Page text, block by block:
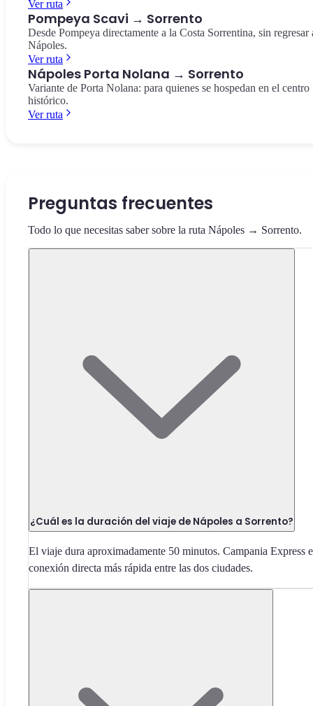
Ver ruta
Pompeya Scavi → Sorrento
Desde Pompeya directamente a la Costa Sorrentina, sin regresar
Nápoles.
Ver ruta
Nápoles Porta Nolana → Sorrento
Variante de Porta Nolana: para quienes se hospedan en el centro
histórico.
Ver ruta
Preguntas frecuentes
Todo lo que necesitas saber sobre la ruta Nápoles → Sorrento.
¿Cuál es la duración del viaje de Nápoles a Sorrento?
El viaje dura aproximadamente 50 minutos. Campania Express
conexión directa más rápida entre las dos ciudades.